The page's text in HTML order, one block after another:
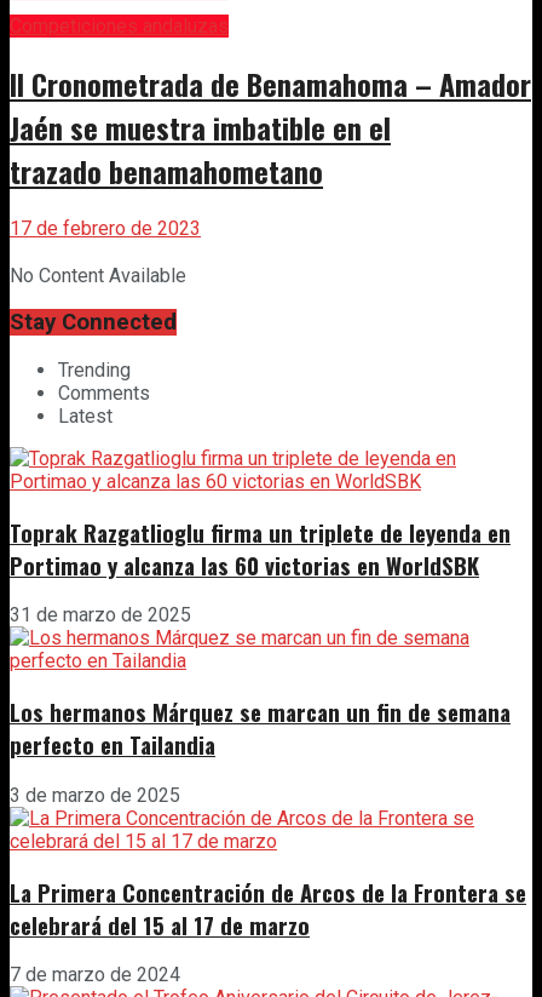
Competiciones andaluzas
II Cronometrada de Benamahoma – Amador
Jaén se muestra imbatible en el
trazado benamahometano
17 de febrero de 2023
No Content Available
Stay Connected
Trending
Comments
Latest
Toprak Razgatlioglu firma un triplete de leyenda en
Portimao y alcanza las 60 victorias en WorldSBK
31 de marzo de 2025
Los hermanos Márquez se marcan un fin de semana
perfecto en Tailandia
3 de marzo de 2025
La Primera Concentración de Arcos de la Frontera se
celebrará del 15 al 17 de marzo
7 de marzo de 2024